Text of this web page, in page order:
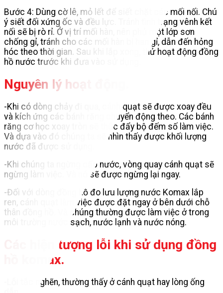
Bước 4: Dùng cờ lê, mỏ lết để siết chặt các mối nối. Chú
ý siết đối xứng ốc và đều lực. Tránh tình trạng vênh kết
nối sẽ bị rò rỉ. Ở vị trí mối hàn, nên phủ một lớp sơn
chống gỉ, tránh cho các mối hàn bị han gỉ, dẫn đến hỏng
hóc theo thời gian. Sau khi lắp xong, thử hoạt động đồng
hồ nước trước khi đưa vào sử dụng.
Nguyên lý hoạt động.
-Khi có dòng chảy đi qua, cánh quạt sẽ được xoay đều
và kích ứng các bánh răng chuyển động theo. Các bánh
răng cơ học xoay tròn sẽ thúc đẩy bộ đếm số làm việc.
Và dựa vào đó chúng ta sẽ nhìn thấy được khối lượng
nước đã được sử dụng.
-Khi chúng ta ngừng cấp nước, vòng quay cánh quạt sẽ
ngừng làm việc. Và nó sẽ được ngừng lại ngay.
-Đối với dòng đồng hồ đo lưu lượng nước Komax lắp
ren, cánh quạt làm việc được đặt ngay ở bên dưới chỗ
thân đồng hồ. Và chúng thường được làm việc ở trong
môi trường nước sạch, nước lạnh và nước nóng.
Các hiện tượng lỗi khi sử dụng đồng
hồ komax.
-Lỗi tắc nghẽn, thường thấy ở cánh quạt hay lòng ống